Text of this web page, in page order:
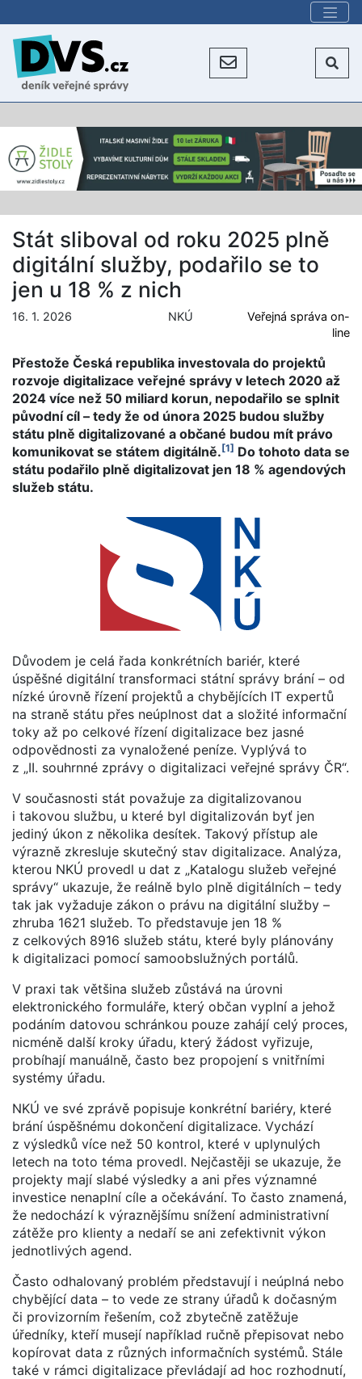
Stát sliboval od roku 2025 plně
digitální služby, podařilo se to
jen u 18 % z nich
16. 1. 2026 NKÚ
Veřejná správa on-
line
Přestože Česká republika investovala do projektů
rozvoje digitalizace veřejné správy v letech 2020 až
2024 více než 50 miliard korun, nepodařilo se splnit
původní cíl – tedy že od února 2025 budou služby
státu plně digitalizované a občané budou mít právo
komunikovat se státem digitálně.[1] Do tohoto data se
státu podařilo plně digitalizovat jen 18 % agendových
služeb státu.
Důvodem je celá řada konkrétních bariér, které
úspěšné digitální transformaci státní správy brání – od
nízké úrovně řízení projektů a chybějících IT expertů
na straně státu přes neúplnost dat a složité informační
toky až po celkové řízení digitalizace bez jasné
odpovědnosti za vynaložené peníze. Vyplývá to
z „II. souhrnné zprávy o digitalizaci veřejné správy ČR“.
V současnosti stát považuje za digitalizovanou
i takovou službu, u které byl digitalizován byť jen
jediný úkon z několika desítek. Takový přístup ale
výrazně zkresluje skutečný stav digitalizace. Analýza,
kterou NKÚ provedl u dat z „Katalogu služeb veřejné
správy“ ukazuje, že reálně bylo plně digitálních – tedy
tak jak vyžaduje zákon o právu na digitální služby –
zhruba 1621 služeb. To představuje jen 18 %
z celkových 8916 služeb státu, které byly plánovány
k digitalizaci pomocí samoobslužných portálů.
V praxi tak většina služeb zůstává na úrovni
elektronického formuláře, který občan vyplní a jehož
podáním datovou schránkou pouze zahájí celý proces,
nicméně další kroky úřadu, který žádost vyřizuje,
probíhají manuálně, často bez propojení s vnitřními
systémy úřadu.
NKÚ ve své zprávě popisuje konkrétní bariéry, které
brání úspěšnému dokončení digitalizace. Vychází
z výsledků více než 50 kontrol, které v uplynulých
letech na toto téma provedl. Nejčastěji se ukazuje, že
projekty mají slabé výsledky a ani přes významné
investice nenaplní cíle a očekávání. To často znamená,
že nedochází k výraznějšímu snížení administrativní
zátěže pro klienty a nedaří se ani zefektivnit výkon
jednotlivých agend.
Často odhalovaný problém představují i neúplná nebo
chybějící data – to vede ze strany úřadů k dočasným
či provizorním řešením, což zbytečně zatěžuje
úředníky, kteří musejí například ručně přepisovat nebo
kopírovat data z různých informačních systémů. Stále
také v rámci digitalizace převládají ad hoc rozhodnutí,